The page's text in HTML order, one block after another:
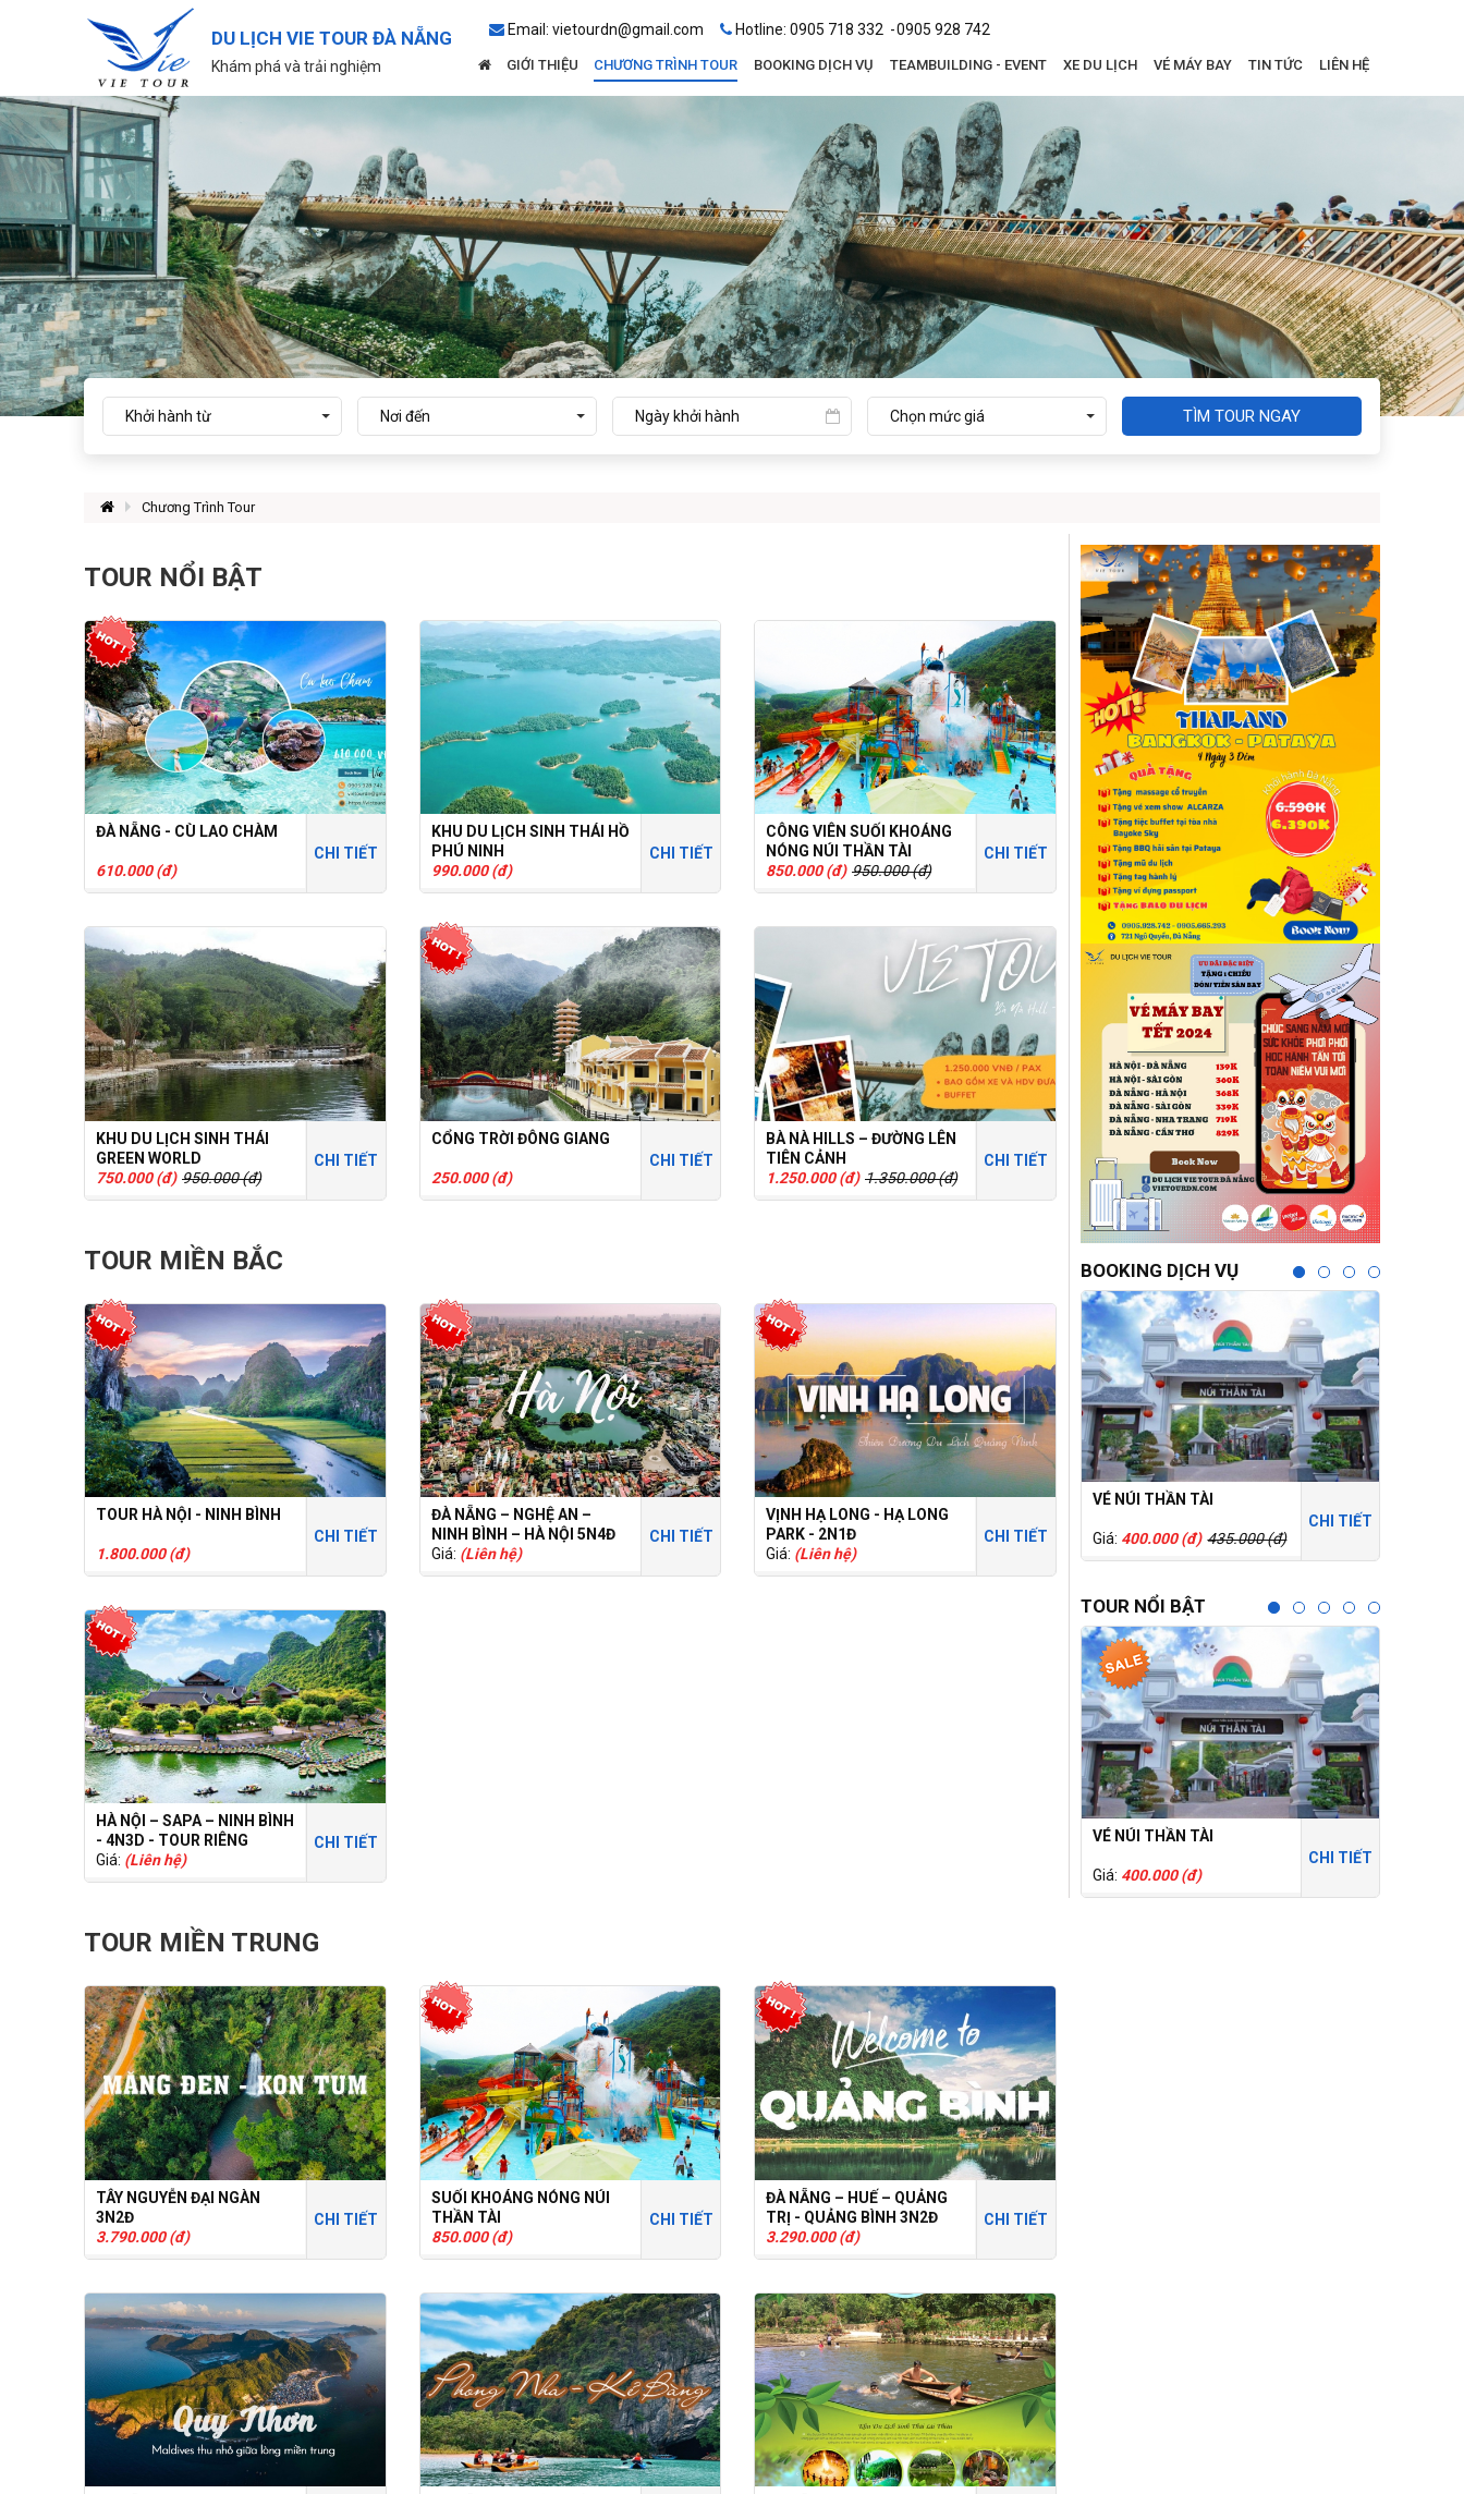
DU LỊCH VIE TOUR ĐÀ NẴNG
Khám phá và trải nghiệm
Email: vietourdn@gmail.com Hotline: 0905 718 332 0905 928 742
GIỚI THIỆU CHƯƠNG TRÌNH TOUR BOOKING DỊCH VỤ TEAMBUILDING - EVENT XE DU LỊCH VÉ MÁY BAY TIN TỨC LIÊN HỆ
TÌM TOUR NGAY
Chương Trình Tour
TOUR NỔI BẬT
ĐÀ NẴNG - CÙ LAO CHÀM
610.000 (đ)
CHI TIẾT
KHU DU LỊCH SINH THÁI HỒ
PHÚ NINH
990.000 (đ)
CHI TIẾT
CÔNG VIÊN SUỐI KHOÁNG
NÓNG NÚI THẦN TÀI
850.000 (đ) 950.000 (đ)
CHI TIẾT
KHU DU LỊCH SINH THÁI
GREEN WORLD
750.000 (đ) 950.000 (đ)
CHI TIẾT
CỔNG TRỜI ĐÔNG GIANG
250.000 (đ)
CHI TIẾT
BÀ NÀ HILLS – ĐƯỜNG LÊN
TIÊN CẢNH
1.250.000 (đ) 1.350.000 (đ)
CHI TIẾT
TOUR MIỀN BẮC
TOUR HÀ NỘI - NINH BÌNH
1.800.000 (đ)
CHI TIẾT
ĐÀ NẴNG – NGHỆ AN –
NINH BÌNH – HÀ NỘI 5N4Đ
Giá: (Liên hệ)
CHI TIẾT
VỊNH HẠ LONG - HẠ LONG
PARK - 2N1Đ
Giá: (Liên hệ)
CHI TIẾT
HÀ NỘI – SAPA – NINH BÌNH
- 4N3D - TOUR RIÊNG
Giá: (Liên hệ)
CHI TIẾT
TOUR MIỀN TRUNG
TÂY NGUYỄN ĐẠI NGÀN
3N2Đ
3.790.000 (đ)
CHI TIẾT
SUỐI KHOÁNG NÓNG NÚI
THẦN TÀI
850.000 (đ)
CHI TIẾT
ĐÀ NẴNG – HUẾ – QUẢNG
TRỊ - QUẢNG BÌNH 3N2Đ
3.290.000 (đ)
CHI TIẾT
BOOKING DỊCH VỤ
VÉ NÚI THẦN TÀI
Giá: 400.000 (đ) 435.000 (đ)
CHI TIẾT
TOUR NỔI BẬT
VÉ NÚI THẦN TÀI
Giá: 400.000 (đ)
CHI TIẾT